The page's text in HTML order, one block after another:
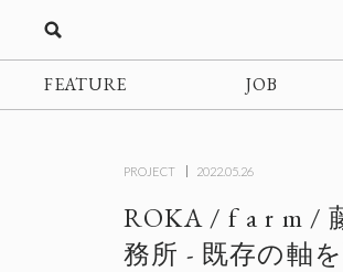
FEATURE JOB
PROJECT 2022.05.26
ROKA / f a r m /
務所 - 既存の軸